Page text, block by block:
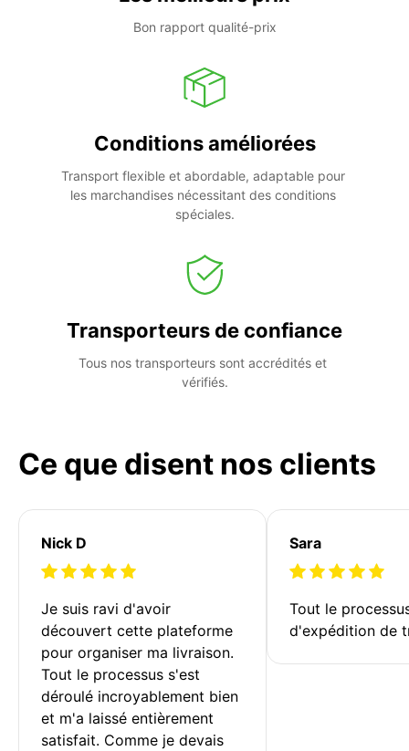
Bon rapport qualité-prix
Conditions améliorées
Transport flexible et abordable, adaptable pour
les marchandises nécessitant des conditions
spéciales.
Transporteurs de confiance
Tous nos transporteurs sont accrédités et
vérifiés.
Ce que disent nos clients
Nick D
Je suis ravi d'avoir
découvert cette plateforme
pour organiser ma livraison.
Tout le processus s'est
déroulé incroyablement bien
et m'a laissé entièrement
satisfait. Comme je devais
Sara
Tout le
d'expédition de